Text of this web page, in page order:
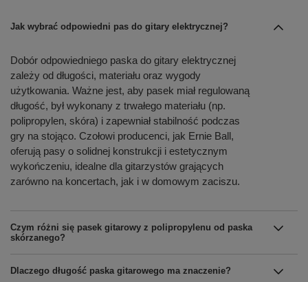
Jak wybrać odpowiedni pas do gitary elektrycznej?
Dobór odpowiedniego paska do gitary elektrycznej
zależy od długości, materiału oraz wygody
użytkowania. Ważne jest, aby pasek miał regulowaną
długość, był wykonany z trwałego materiału (np.
polipropylen, skóra) i zapewniał stabilność podczas
gry na stojąco. Czołowi producenci, jak Ernie Ball,
oferują pasy o solidnej konstrukcji i estetycznym
wykończeniu, idealne dla gitarzystów grających
zarówno na koncertach, jak i w domowym zaciszu.
Czym różni się pasek gitarowy z polipropylenu od paska
skórzanego?
Dlaczego długość paska gitarowego ma znaczenie?